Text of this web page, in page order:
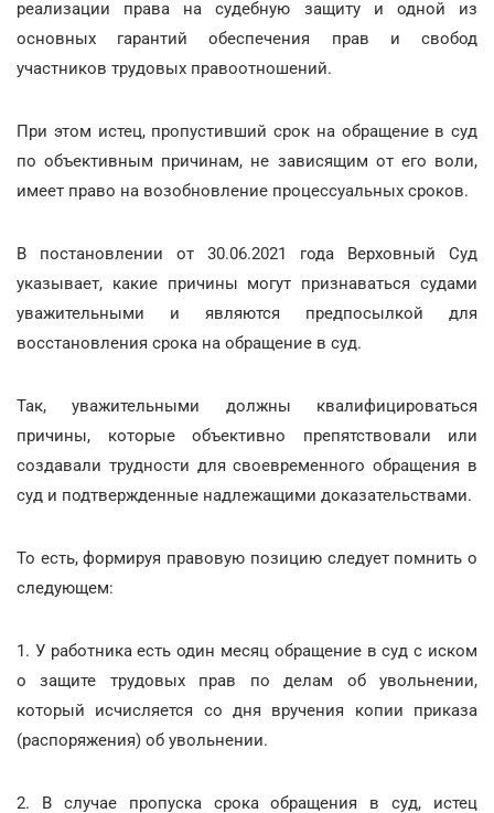
реализации права на судебную защиту и одной из
основных гарантий обеспечения прав и свобод
участников трудовых правоотношений.
При этом истец, пропустивший срок на обращение в суд
по объективным причинам, не зависящим от его воли,
имеет право на возобновление процессуальных сроков.
В постановлении от 30.06.2021 года Верховный Суд
указывает, какие причины могут признаваться судами
уважительными и являются предпосылкой для
восстановления срока на обращение в суд.
Так, уважительными должны квалифицироваться
причины, которые объективно препятствовали или
создавали трудности для своевременного обращения в
суд и подтвержденные надлежащими доказательствами.
То есть, формируя правовую позицию следует помнить о
следующем:
1. У работника есть один месяц обращение в суд с иском
о защите трудовых прав по делам об увольнении,
который исчисляется со дня вручения копии приказа
(распоряжения) об увольнении.
2. В случае пропуска срока обращения в суд, истец